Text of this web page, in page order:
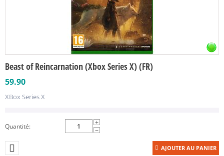
Beast of Reincarnation (Xbox Series X) (FR)
59.90
XBox Series X
Quantité:
+
−
AJOUTER AU PANIER